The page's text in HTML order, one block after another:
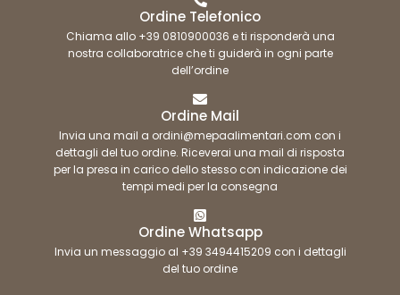
Ordine Telefonico
Chiama allo +39 0810900036 e ti risponderà una
nostra collaboratrice che ti guiderà in ogni parte
dell’ordine
Ordine Mail
Invia una mail a ordini@mepaalimentari.com con i
dettagli del tuo ordine. Riceverai una mail di risposta
per la presa in carico dello stesso con indicazione dei
tempi medi per la consegna
Ordine Whatsapp
Invia un messaggio al +39 3494415209 con i dettagli
del tuo ordine